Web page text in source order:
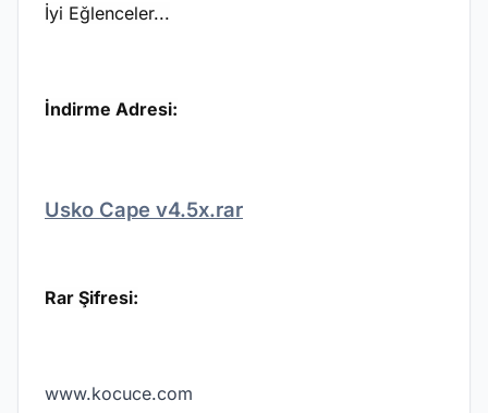
İyi Eğlenceler...
İndirme Adresi:
Usko Cape v4.5x.rar
Rar Şifresi:
www.kocuce.com